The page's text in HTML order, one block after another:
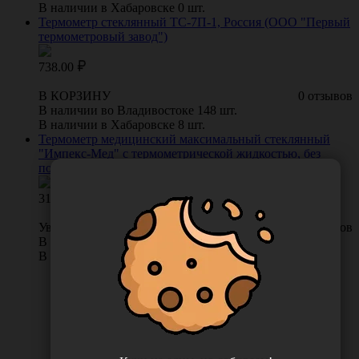
В наличии в Хабаровске 0 шт.
Термометр стеклянный ТС-7П-1, Россия (ООО "Первый
термометровый завод")
738.00
0 отзывов
В КОРЗИНУ
В наличии во Владивостоке 148 шт.
В наличии в Хабаровске 8 шт.
Термометр медицинский максимальный стеклянный
"Импекс-Мед" с термометрической жидкостью, без
покрытия, Китай ("Wuxi Medical Instrument Factory")
312.00
0 отзывов
Уведомить о поступлении
В наличии во Владивостоке 0 шт.
В наличии в Хабаровске 6 шт.